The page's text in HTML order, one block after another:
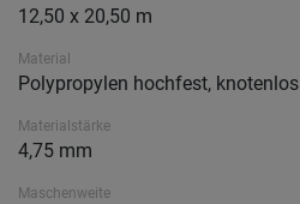
12,50 x 20,50 m
Material
Polypropylen hochfest, knotenlos
Materialstärke
4,75 mm
Maschenweite